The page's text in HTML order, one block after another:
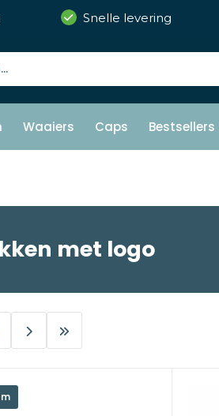
Snelle levering
Waaiers Caps Bestsellers
met logo